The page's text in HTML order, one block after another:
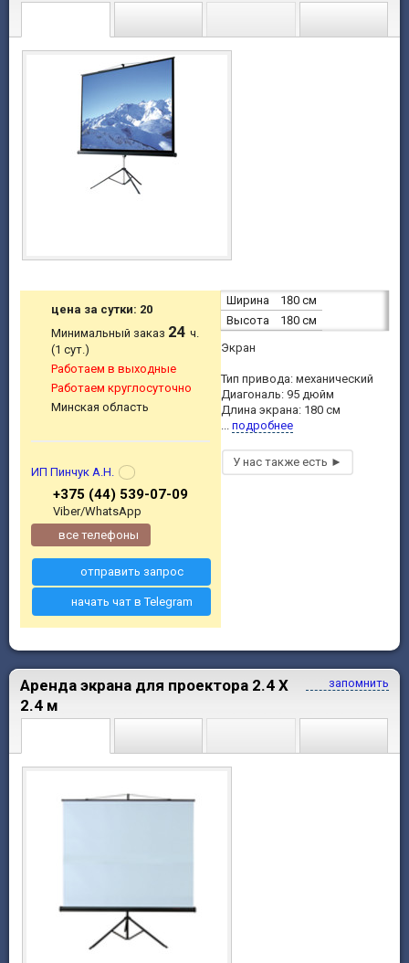
Ширина
180 см
Высота
180 см
Экран
Тип привода: механический
Диагональ: 95 дюйм
Длина экрана: 180 см
... подробнее
цена за сутки: 20
Минимальный заказ 24ч.
(1 сут.)
Работаем в выходные
Работаем круглосуточно
Минская область
ИП Пинчук А.Н.
+375 (44) 539-07-09
Viber/WhatsApp
все телефоны
отправить запрос
начать чат в Telegram
запомнить
Аренда экрана для проектора 2.4 X
2.4 м